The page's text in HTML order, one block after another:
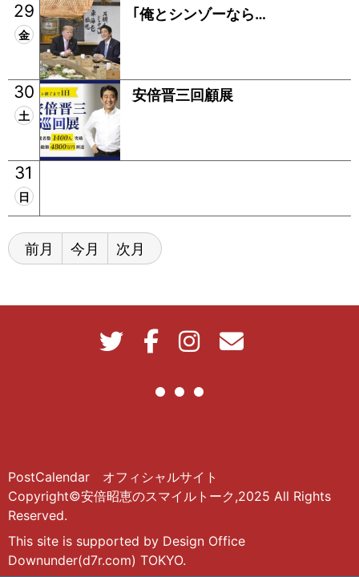
29
金
｢俺とシンゾーなら…
30
土
安倍晋三回顧展
31
日
前月 今月 次月
PostCalendar オフィシャルサイト
Copyright©安倍昭恵のスマイルトーク,2025 All Rights
Reserved.
This site is supported by Design Office
Downunder(d7r.com) TOKYO.